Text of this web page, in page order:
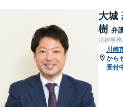
大城
樹 弁
法律事
川崎
から
受付